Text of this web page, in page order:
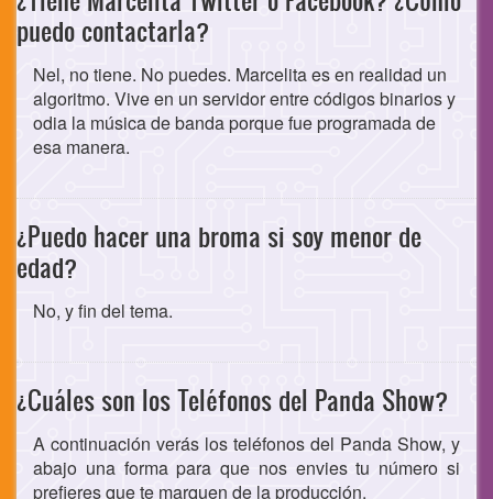
puedo contactarla?
Nel, no tiene. No puedes. Marcelita es en realidad un
algoritmo. Vive en un servidor entre códigos binarios y
odia la música de banda porque fue programada de
esa manera.
¿Puedo hacer una broma si soy menor de
edad?
No, y fin del tema.
¿Cuáles son los Teléfonos del Panda Show?
A continuación verás los teléfonos del Panda Show, y
abajo una forma para que nos envies tu número si
prefieres que te marquen de la producción.